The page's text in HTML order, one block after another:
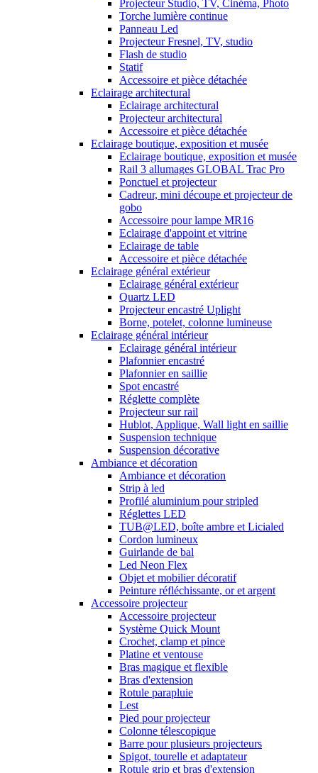
Projecteur Studio, TV, Cinéma, Photo
Torche lumière continue
Panneau Led
Projecteur Fresnel, TV, studio
Flash de studio
Statif
Accessoire et pièce détachée
Eclairage architectural
Eclairage architectural
Projecteur architectural
Accessoire et pièce détachée
Eclairage boutique, exposition et musée
Eclairage boutique, exposition et musée
Rail 3 allumages GLOBAL Trac Pro
Ponctuel et projecteur
Cadreur, mini découpe et projecteur de
gobo
Accessoire pour lampe MR16
Eclairage d'appoint et vitrine
Eclairage de table
Accessoire et pièce détachée
Eclairage général extérieur
Eclairage général extérieur
Quartz LED
Projecteur encastré Uplight
Borne, potelet, colonne lumineuse
Eclairage général intérieur
Eclairage général intérieur
Plafonnier encastré
Plafonnier en saillie
Spot encastré
Réglette complète
Projecteur sur rail
Hublot, Applique, Wall light en saillie
Suspension technique
Suspension décorative
Ambiance et décoration
Ambiance et décoration
Strip à led
Profilé aluminium pour stripled
Réglettes LED
TUB@LED, boîte ambre et Licialed
Cordon lumineux
Guirlande de bal
Led Neon Flex
Objet et mobilier décoratif
Peinture réfléchissante, or et argent
Accessoire projecteur
Accessoire projecteur
Système Quick Mount
Crochet, clamp et pince
Platine et ventouse
Bras magique et flexible
Bras d'extension
Rotule parapluie
Lest
Pied pour projecteur
Colonne télescopique
Barre pour plusieurs projecteurs
Spigot, tourelle et adaptateur
Rotule grip et bras d'extension